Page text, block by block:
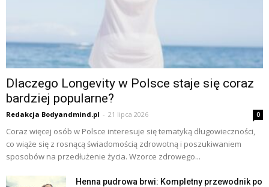
Dlaczego Longevity w Polsce staje się coraz
bardziej popularne?
Redakcja Bodyandmind.pl - 21 lipca 2026 0
Coraz więcej osób w Polsce interesuje się tematyką długowieczności,
co wiąże się z rosnącą świadomością zdrowotną i poszukiwaniem
sposobów na przedłużenie życia. Wzorce zdrowego...
Henna pudrowa brwi: Kompletny przewodnik po